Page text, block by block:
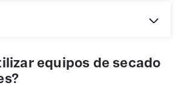
equipos de secado